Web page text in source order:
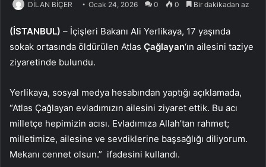
DİLAN BİÇER Ocak 24, 2026 0 0 Bir dakikadan az
(İSTANBUL) – İçişleri Bakanı Ali Yerlikaya, 17 yaşında
sokak ortasında öldürülen Atlas Çağlayan‘ın ailesini taziye
ziyaretinde bulundu.
Yerlikaya, sosyal medya hesabından yaptığı açıklamada,
“Atlas Çağlayan evladımızın ailesini ziyaret ettik. Bu acı
milletçe hepimizin acısı. Evladımıza Allah’tan rahmet;
milletimize, ailesine ve sevdiklerine başsağlığı diliyorum.
Mekanı cennet olsun.” ifadesini kullandı.